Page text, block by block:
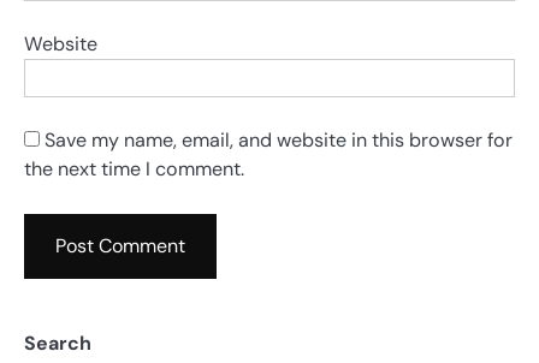
Website
Save my name, email, and website in this browser for
the next time I comment.
Search